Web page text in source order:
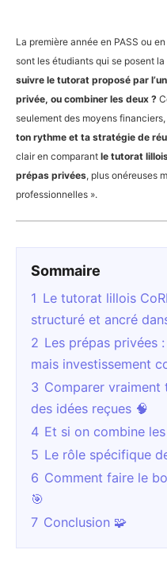
La première année en PASS ou
sont les étudiants qui se posent
suivre le tutorat proposé par
privée, ou combiner les deux ?
seulement des moyens financiers,
ton rythme et ta stratégie de
clair en comparant le tutorat
prépas privées, plus onéreuses
professionnelles ».
Sommaire
1 Le tutorat lillois
structuré et ancré
2 Les prépas privées
mais investissement
3 Comparer
des idées reçues 🧠
4 Et si on combine
5 Le rôle spécifique
6 Comment faire le
🎯
7 Conclusion 🧩